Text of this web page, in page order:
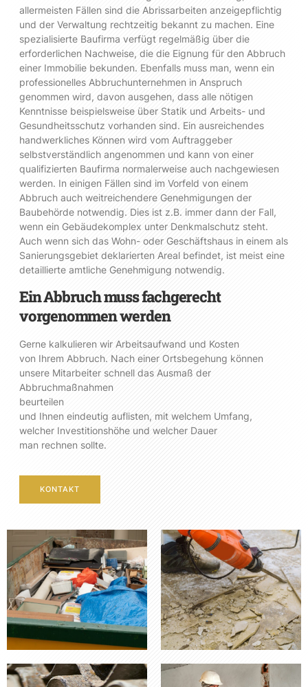
allermeisten Fällen sind die Abrissarbeiten anzeigepflichtig
und der Verwaltung rechtzeitig bekannt zu machen. Eine
spezialisierte Baufirma verfügt regelmäßig über die
erforderlichen Nachweise, die die Eignung für den Abbruch
einer Immobilie bekunden. Ebenfalls muss man, wenn ein
professionelles Abbruchunternehmen in Anspruch
genommen wird, davon ausgehen, dass alle nötigen
Kenntnisse beispielsweise über Statik und Arbeits- und
Gesundheitsschutz vorhanden sind. Ein ausreichendes
handwerkliches Können wird vom Auftraggeber
selbstverständlich angenommen und kann von einer
qualifizierten Baufirma normalerweise auch nachgewiesen
werden. In einigen Fällen sind im Vorfeld von einem
Abbruch auch weitreichendere Genehmigungen der
Baubehörde notwendig. Dies ist z.B. immer dann der Fall,
wenn ein Gebäudekomplex unter Denkmalschutz steht.
Auch wenn sich das Wohn- oder Geschäftshaus in einem als
Sanierungsgebiet deklarierten Areal befindet, ist meist eine
detaillierte amtliche Genehmigung notwendig.
Ein Abbruch muss fachgerecht
vorgenommen werden
Gerne kalkulieren wir Arbeitsaufwand und Kosten
von Ihrem Abbruch. Nach einer Ortsbegehung können
unsere Mitarbeiter schnell das Ausmaß der
Abbruchmaßnahmen
beurteilen
und Ihnen eindeutig auflisten, mit welchem Umfang,
welcher Investitionshöhe und welcher Dauer
man rechnen sollte.
KONTAKT